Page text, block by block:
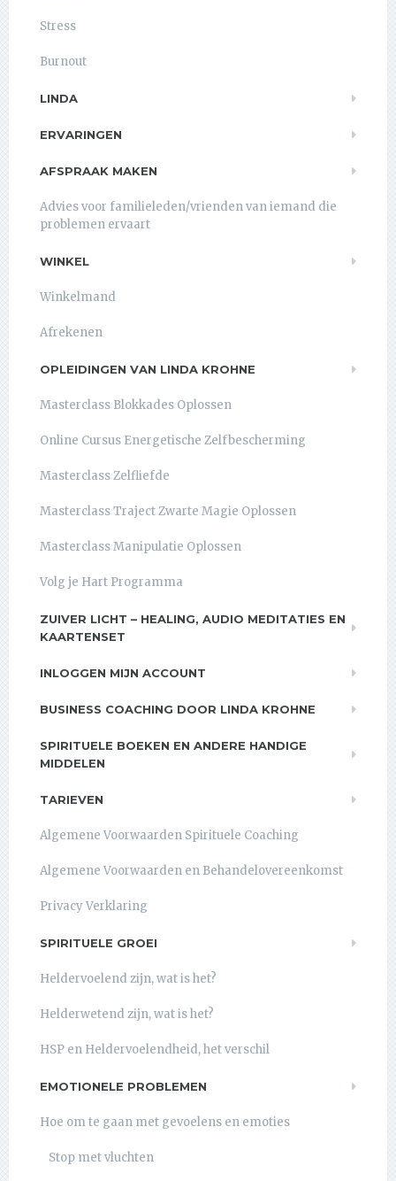
Stress
Burnout
LINDA
ERVARINGEN
AFSPRAAK MAKEN
Advies voor familieleden/vrienden van iemand die
problemen ervaart
WINKEL
Winkelmand
Afrekenen
OPLEIDINGEN VAN LINDA KROHNE
Masterclass Blokkades Oplossen
Online Cursus Energetische Zelfbescherming
Masterclass Zelfliefde
Masterclass Traject Zwarte Magie Oplossen
Masterclass Manipulatie Oplossen
Volg je Hart Programma
ZUIVER LICHT – HEALING, AUDIO MEDITATIES EN
KAARTENSET
INLOGGEN MIJN ACCOUNT
BUSINESS COACHING DOOR LINDA KROHNE
SPIRITUELE BOEKEN EN ANDERE HANDIGE
MIDDELEN
TARIEVEN
Algemene Voorwaarden Spirituele Coaching
Algemene Voorwaarden en Behandelovereenkomst
Privacy Verklaring
SPIRITUELE GROEI
Heldervoelend zijn, wat is het?
Helderwetend zijn, wat is het?
HSP en Heldervoelendheid, het verschil
EMOTIONELE PROBLEMEN
Hoe om te gaan met gevoelens en emoties
Stop met vluchten